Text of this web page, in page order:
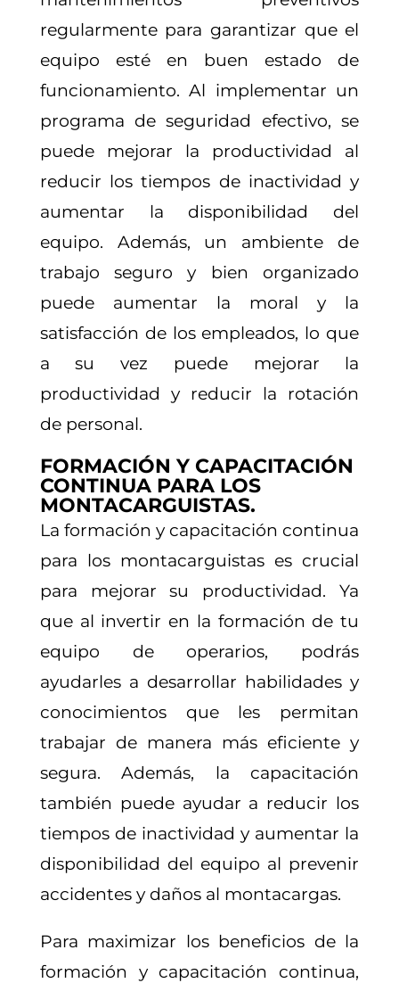
regularmente para garantizar que el
equipo esté en buen estado de
funcionamiento. Al implementar un
programa de seguridad efectivo, se
puede mejorar la productividad al
reducir los tiempos de inactividad y
aumentar la disponibilidad del
equipo. Además, un ambiente de
trabajo seguro y bien organizado
puede aumentar la moral y la
satisfacción de los empleados, lo que
a su vez puede mejorar la
productividad y reducir la rotación
de personal.
FORMACIÓN Y CAPACITACIÓN
CONTINUA PARA LOS
MONTACARGUISTAS.
La formación y capacitación continua
para los montacarguistas es crucial
para mejorar su productividad. Ya
que al invertir en la formación de tu
equipo de operarios, podrás
ayudarles a desarrollar habilidades y
conocimientos que les permitan
trabajar de manera más eficiente y
segura. Además, la capacitación
también puede ayudar a reducir los
tiempos de inactividad y aumentar la
disponibilidad del equipo al prevenir
accidentes y daños al montacargas.
Para maximizar los beneficios de la
formación y capacitación continua,